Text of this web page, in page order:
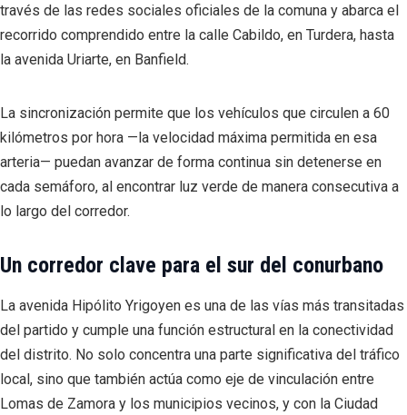
través de las redes sociales oficiales de la comuna y abarca el
recorrido comprendido entre la calle Cabildo, en Turdera, hasta
la avenida Uriarte, en Banfield.
La sincronización permite que los vehículos que circulen a 60
kilómetros por hora —la velocidad máxima permitida en esa
arteria— puedan avanzar de forma continua sin detenerse en
cada semáforo, al encontrar luz verde de manera consecutiva a
lo largo del corredor.
Un corredor clave para el sur del conurbano
La avenida Hipólito Yrigoyen es una de las vías más transitadas
del partido y cumple una función estructural en la conectividad
del distrito. No solo concentra una parte significativa del tráfico
local, sino que también actúa como eje de vinculación entre
Lomas de Zamora y los municipios vecinos, y con la Ciudad